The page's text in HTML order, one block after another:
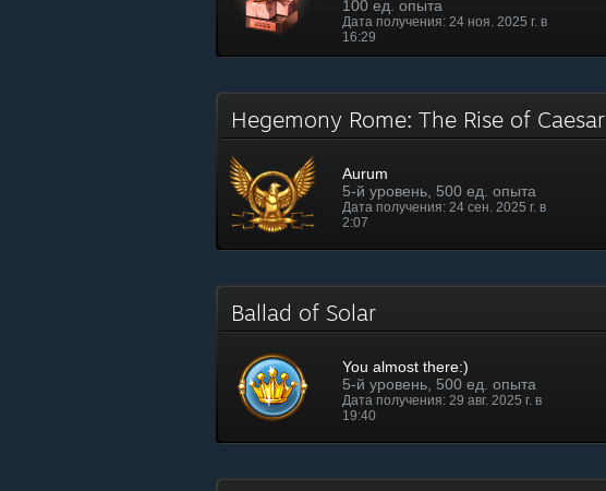
100 ед. опыта
Дата получения: 24 ноя. 2025 г. в
16:29
Hegemony Rome: The Rise of Caesar
Aurum
5-й уровень, 500 ед. опыта
Дата получения: 24 сен. 2025 г. в
2:07
Ballad of Solar
You almost there:)
5-й уровень, 500 ед. опыта
Дата получения: 29 авг. 2025 г. в
19:40